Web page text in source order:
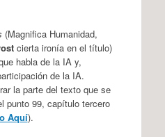
(Magnifica Humanidad,
cierta ironía en el título)
habla de la IA y,
de la IA.
la parte del texto que se
punto 99, capítulo tercero
Aquí).